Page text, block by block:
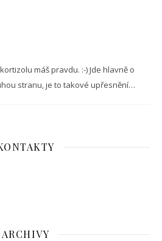
máš pravdu. :-) Jde hlavně o
stranu, je to takové upřesnění…
ARCHIVY